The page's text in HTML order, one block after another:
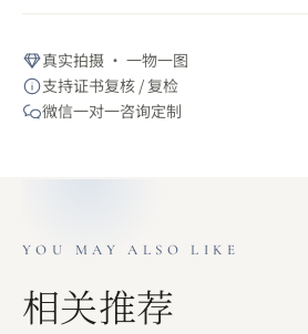
真实拍摄 · 一物一图
支持证书复核 / 复检
微信一对一咨询定制
YOU MAY ALSO LIKE
相关推荐